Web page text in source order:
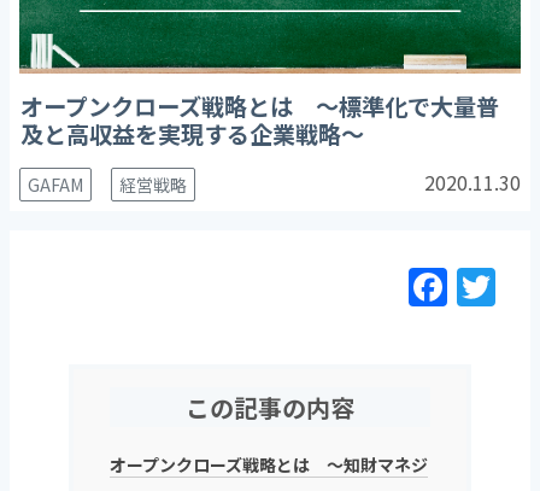
オープンクローズ戦略とは ～標準化で大量普
及と高収益を実現する企業戦略～
GAFAM 経営戦略 2020.11.30
F
a
この記事の内容
オープンクローズ戦略とは ～知財マネジ